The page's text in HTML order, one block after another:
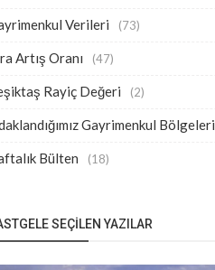
Verileri (73)
Artış Oranı (47)
Rayiç Değeri (2)
Gayrimenkul Bölgeleri
Bülten (18)
SEÇILEN YAZILAR